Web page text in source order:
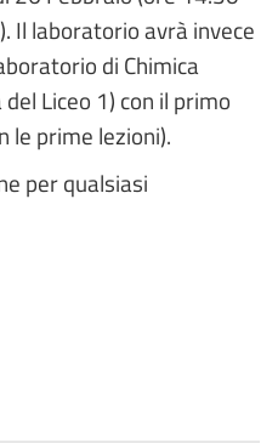
Il laboratorio avrà invece
di Chimica
Liceo 1) con il primo
le prime lezioni).
per qualsiasi